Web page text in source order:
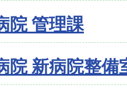
院 管理課
院 新病院整備